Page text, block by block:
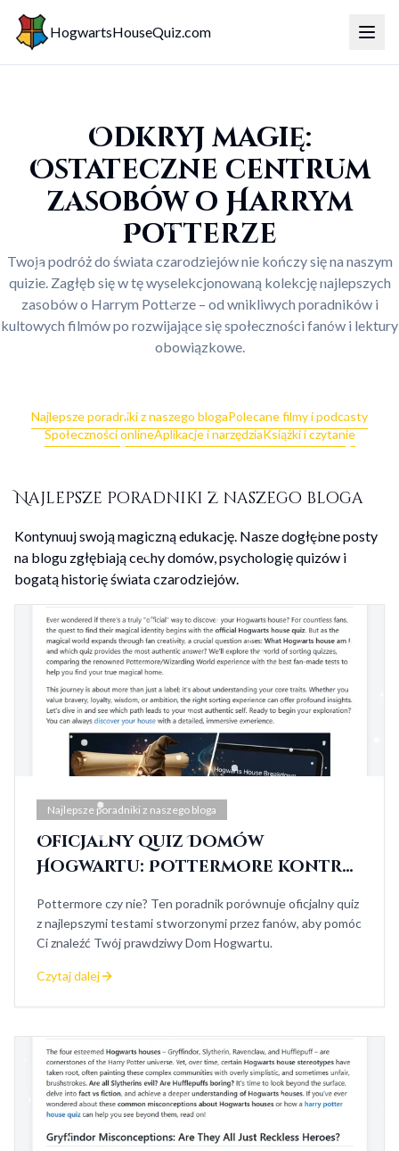
HogwartsHouseQuiz.com
Odkryj magię:
Ostateczne centrum
zasobów o Harrym
Potterze
Twoja podróż do świata czarodziejów nie kończy się na naszym
quizie. Zagłęb się w tę wyselekcjonowaną kolekcję najlepszych
zasobów o Harrym Potterze – od wnikliwych poradników i
kultowych filmów po rozwijające się społeczności fanów i lektury
obowiązkowe.
Najlepsze poradniki z naszego blogaPolecane filmy i podcasty
Społeczności onlineAplikacje i narzędziaKsiążki i czytanie
Najlepsze poradniki z naszego bloga
Kontynuuj swoją magiczną edukację. Nasze dogłębne posty
na blogu zgłębiają cechy domów, psychologię quizów i
bogatą historię świata czarodziejów.
Najlepsze poradniki z naszego bloga
Oficjalny quiz Domów
Hogwartu: Pottermore kontra
Pottermore czy nie? Ten poradnik porównuje oficjalny quiz
z najlepszymi testami stworzonymi przez fanów, aby pomóc
Ci znaleźć Twój prawdziwy Dom Hogwartu.
Czytaj dalej